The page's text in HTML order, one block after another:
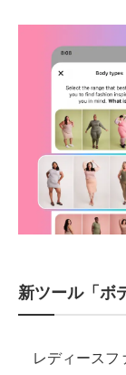
新ツール「ボ
レディースフ